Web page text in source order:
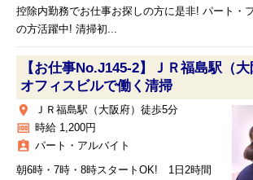
控除内勤務でお仕事お探しの方に是非! パート・
の方活躍中! 清掃初...
【お仕事No.J145-2】ＪＲ福島駅（
オフィスビルで働く清掃
place ＪＲ福島駅（大阪府）徒歩5分
money 時給 1,200円
assignment_ind パート・アルバイト
朝6時・7時・8時スタートOK! 1日2時間